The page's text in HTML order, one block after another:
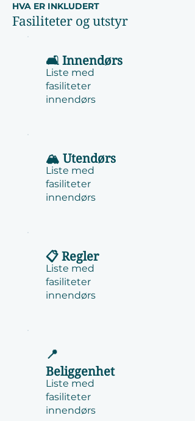
HVA ER INKLUDERT
Fasiliteter og utstyr
🛋️ Innendørs
Liste med
fasiliteter
innendørs
🏔️ Utendørs
Liste med
fasiliteter
innendørs
📋 Regler
Liste med
fasiliteter
innendørs
📍
Beliggenhet
Liste med
fasiliteter
innendørs